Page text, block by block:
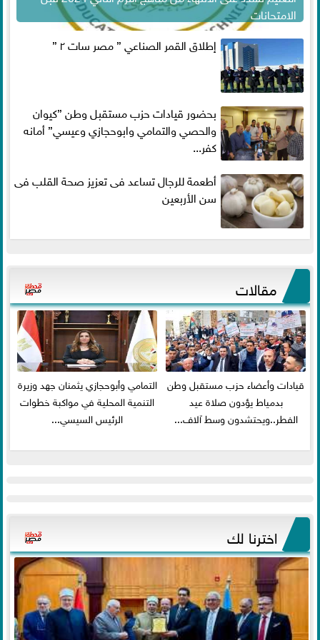
الامتحانات
إطلاق القمر الصناعي ” مصر سات ٢ ”
بحضور قيادات حزب مستقبل وطن ”كيوان
والحصي والتمامي وابوحجازي وعيسي” أمانه
كفر...
أطعمة للرجال تساعد فى تعزيز صحة القلب فى
سن الأربعين
مقالات
قيادات وأعضاء حزب مستقبل وطن
بدمياط يؤدون صلاة عيد
الفطر..ويحتشدون وسط آلاف...
التمامي وأبوحجازي يثمنان جهد وزيرة
التنمية المحلية في مواكبة خطوات
الرئيس السيسي...
اخترنا لك